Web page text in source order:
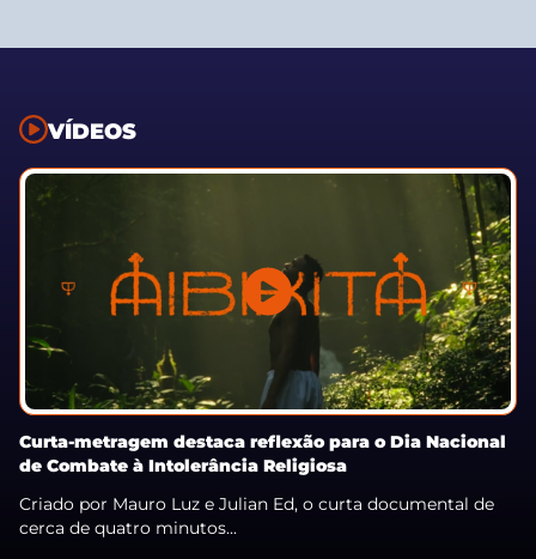
VÍDEOS
Curta-metragem destaca reflexão para o Dia Nacional
de Combate à Intolerância Religiosa
Criado por Mauro Luz e Julian Ed, o curta documental de
cerca de quatro minutos...